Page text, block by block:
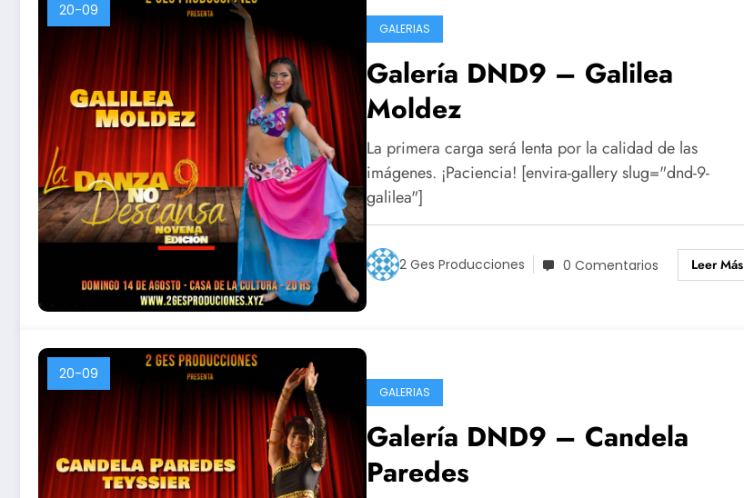
20-09
GALERIAS
Galería DND9 – Galilea
Moldez
La primera carga será lenta por la calidad de las
imágenes. ¡Paciencia! [envira-gallery slug="dnd-9-
galilea"]
2 Ges Producciones 0 Comentarios Leer Más
20-09
GALERIAS
Galería DND9 – Candela
Paredes